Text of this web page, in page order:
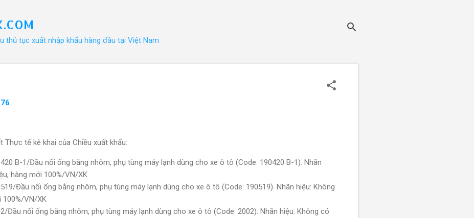
thủ tục xuất nhập khẩu hàng đầu tại Việt Nam
Thực tế kê khai của Chiều xuất khẩu:
B-1/Đầu nối ống bằng nhôm, phụ tùng máy lạnh dùng cho xe ô tô (Code: 190420 B-1). Nhãn
hàng mới 100%/VN/XK
Đầu nối ống bằng nhôm, phụ tùng máy lạnh dùng cho xe ô tô (Code: 190519). Nhãn hiệu: Không
100%/VN/XK
Đầu nối ống bằng nhôm, phụ tùng máy lạnh dùng cho xe ô tô (Code: 2002). Nhãn hiệu: Không có